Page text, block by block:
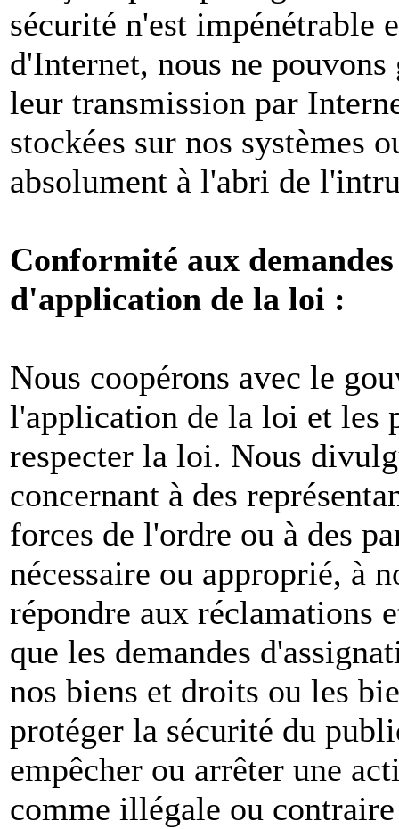
sécurité n'est impénétrable
d'Internet, nous ne
leur transmission par
stockées sur nos systèmes
absolument à l'abri de
Conformité aux
d'application de la loi :
Nous coopérons avec le
l'application de la loi et les
respecter la loi. Nous
concernant à des
forces de l'ordre ou à des
nécessaire ou approprié, à
répondre aux réclamations
que les demandes
nos biens et droits ou les
protéger la sécurité du
empêcher ou arrêter une
comme illégale ou